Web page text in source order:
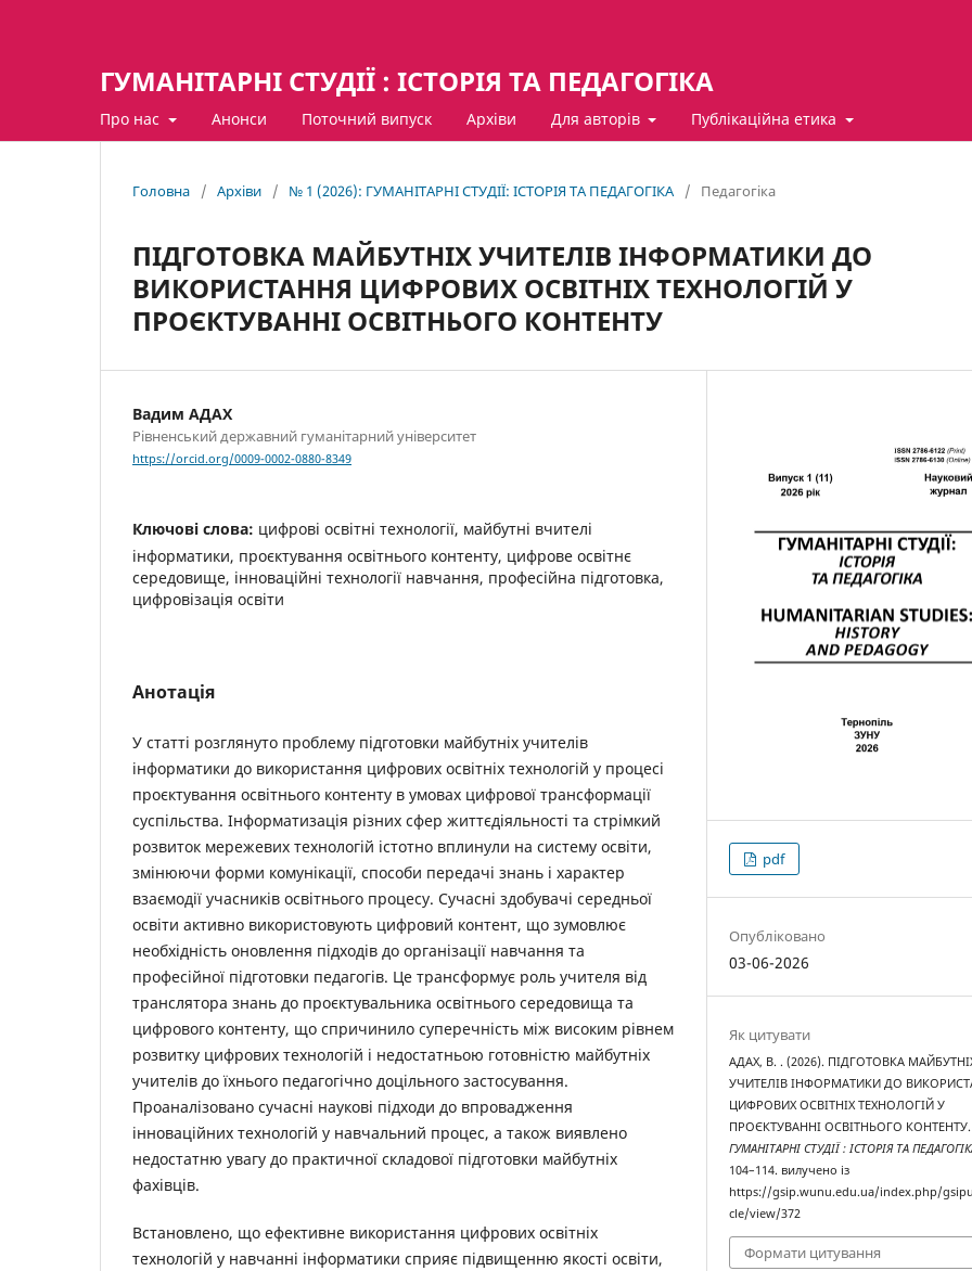
ГУМАНІТАРНІ СТУДІЇ : ІСТОРІЯ ТА ПЕДАГОГІКА
Про нас Анонси Поточний випуск Архіви Для авторів Публікаційна етика
Головна / Архіви / № 1 (2026): ГУМАНІТАРНІ СТУДІЇ: ІСТОРІЯ ТА ПЕДАГОГІКА / Педагогіка
ПІДГОТОВКА МАЙБУТНІХ УЧИТЕЛІВ ІНФОРМАТИКИ ДО
ВИКОРИСТАННЯ ЦИФРОВИХ ОСВІТНІХ ТЕХНОЛОГІЙ У
ПРОЄКТУВАННІ ОСВІТНЬОГО КОНТЕНТУ
Вадим АДАХ
Рівненський державний гуманітарний університет
https://orcid.org/0009-0002-0880-8349
Ключові слова: цифрові освітні технології, майбутні вчителі
інформатики, проєктування освітнього контенту, цифрове освітнє
середовище, інноваційні технології навчання, професійна підготовка,
цифровізація освіти
Анотація
У статті розглянуто проблему підготовки майбутніх учителів
інформатики до використання цифрових освітніх технологій у процесі
проєктування освітнього контенту в умовах цифрової трансформації
суспільства. Інформатизація різних сфер життєдіяльності та стрімкий
розвиток мережевих технологій істотно вплинули на систему освіти,
змінюючи форми комунікації, способи передачі знань і характер
взаємодії учасників освітнього процесу. Сучасні здобувачі середньої
освіти активно використовують цифровий контент, що зумовлює
необхідність оновлення підходів до організації навчання та
професійної підготовки педагогів. Це трансформує роль учителя від
транслятора знань до проєктувальника освітнього середовища та
цифрового контенту, що спричинило суперечність між високим рівнем
розвитку цифрових технологій і недостатньою готовністю майбутніх
учителів до їхнього педагогічно доцільного застосування.
Проаналізовано сучасні наукові підходи до впровадження
інноваційних технологій у навчальний процес, а також виявлено
недостатню увагу до практичної складової підготовки майбутніх
фахівців.
Встановлено, що ефективне використання цифрових освітніх
технологій у навчанні інформатики сприяє підвищенню якості освіти,
pdf
Опубліковано
03-06-2026
Як цитувати
АДАХ, В. . (2026). ПІДГОТОВКА
УЧИТЕЛІВ ІНФОРМАТИКИ ДО
ЦИФРОВИХ ОСВІТНІХ ТЕХНОЛОГІЙ У
ПРОЄКТУВАННІ ОСВІТНЬОГО КОНТЕНТУ.
ГУМАНІТАРНІ СТУДІЇ : ІСТОРІЯ ТА
104–114. вилучено із
https://gsip.wunu.edu.ua/index.php/
cle/view/372
Формати цитування